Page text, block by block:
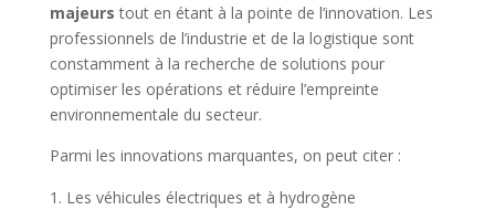
majeurs tout en étant à la pointe de l’innovation. Les
professionnels de l’industrie et de la logistique sont
constamment à la recherche de solutions pour
optimiser les opérations et réduire l’empreinte
environnementale du secteur.
Parmi les innovations marquantes, on peut citer :
Les véhicules électriques et à hydrogène